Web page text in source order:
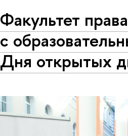
Факультет
с
Дня открытых